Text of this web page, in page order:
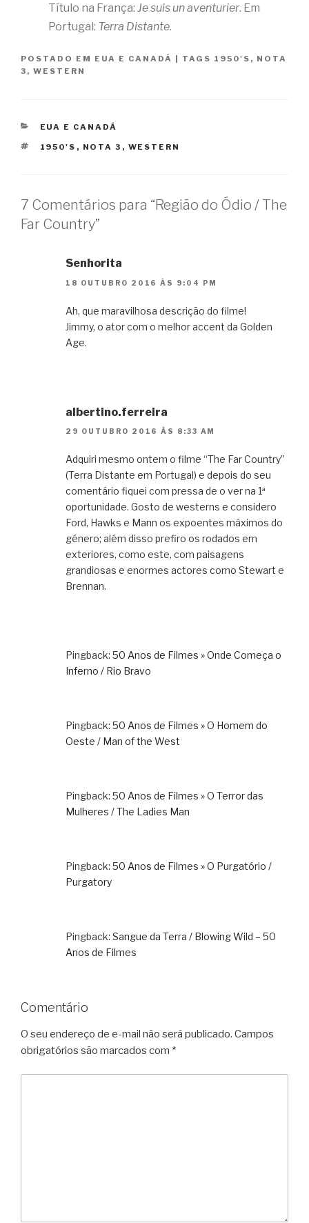
Título na França: Je suis un aventurier. Em
Portugal: Terra Distante.
POSTADO EM EUA E CANADÁ | TAGS 1950'S , NOTA
3 , WESTERN
CATEGORIAS
EUA E CANADÁ
TAGS
1950'S , NOTA 3 , WESTERN
7 Comentários para “Região do Ódio / The
Far Country”
Senhorita
18 OUTUBRO 2016 ÀS 9:04 PM
Ah, que maravilhosa descrição do filme!
Jimmy, o ator com o melhor accent da Golden
Age.
albertino.ferreira
29 OUTUBRO 2016 ÀS 8:33 AM
Adquiri mesmo ontem o filme “The Far Country”
(Terra Distante em Portugal) e depois do seu
comentário fiquei com pressa de o ver na 1ª
oportunidade. Gosto de westerns e considero
Ford, Hawks e Mann os expoentes máximos do
género; além disso prefiro os rodados em
exteriores, como este, com paisagens
grandiosas e enormes actores como Stewart e
Brennan.
Pingback: 50 Anos de Filmes » Onde Começa o
Inferno / Rio Bravo
Pingback: 50 Anos de Filmes » O Homem do
Oeste / Man of the West
Pingback: 50 Anos de Filmes » O Terror das
Mulheres / The Ladies Man
Pingback: 50 Anos de Filmes » O Purgatório /
Purgatory
Pingback: Sangue da Terra / Blowing Wild – 50
Anos de Filmes
Comentário
O seu endereço de e-mail não será publicado. Campos
obrigatórios são marcados com *